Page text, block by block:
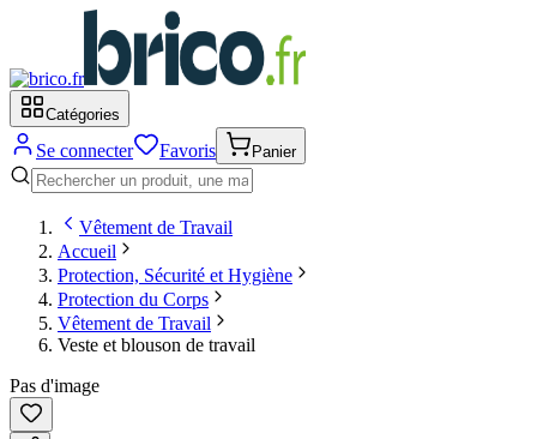
Catégories
Se connecter Favoris Panier
Vêtement de Travail
Accueil
Protection, Sécurité et Hygiène
Protection du Corps
Vêtement de Travail
Veste et blouson de travail
Pas d'image